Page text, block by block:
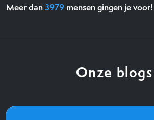
Meer dan3979 mensen gingen je voor!
Onze blogs